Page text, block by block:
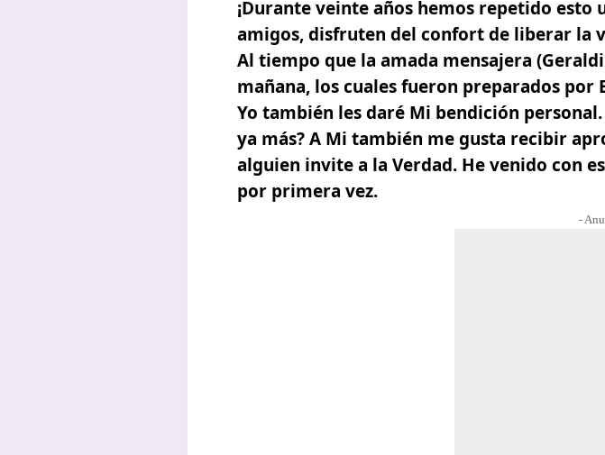
¡Durante veinte años hemos repetido
amigos, disfruten del confort de liberar la
Al tiempo que la amada mensajera
mañana, los cuales fueron preparados
Yo también les daré Mi bendición
ya más? A Mi también me gusta recibir
alguien invite a la Verdad. He venido con
por primera vez.
-